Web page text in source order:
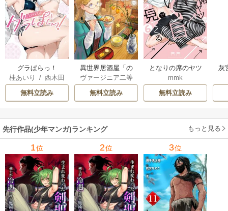
グラぱらっ！
桂あいり
/西木田
景志
無料立読み
異世界居酒屋「の
ぶ」
ヴァージニア二等
兵/蝉川夏哉/転
無料立読み
となりの席のヤツ
がそういう目で見
てくる
mmk
無料立読み
灰
先行作品(少年マンガ)ランキング もっと見る
1位 2位 3位